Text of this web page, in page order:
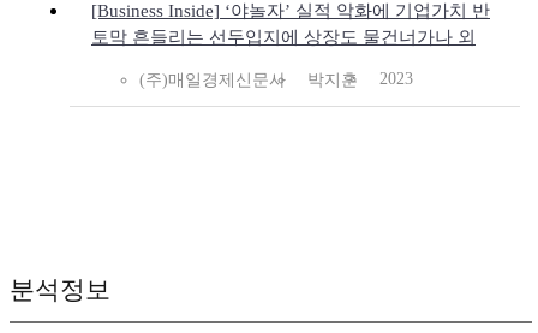
[Business Inside] ‘야놀자’ 실적 악화에 기업가치 반
토막 흔들리는 선두입지에 상장도 물건너가나 외
(주)매일경제신문사 박지훈 2023
분석정보